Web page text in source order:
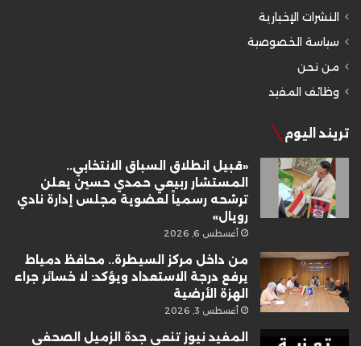
النشرات الإخبارية
سياسة الخصوصية
من نحن
وظائف المفيد
تريند اليوم
«قبيل انطلاق السباق الانتخابي..
المستشار ربيعي حمدي حسين يعلن
ترشحه رسمياً لعضوية مجلس إدارة نادي
رويال»
أغسطس 6, 2026
من داخل مركز السيطرة.. محافظ دمياط
يرفع درجة الاستعداد ويؤكد: لا خسائر جراء
الهزة الأرضية
أغسطس 3, 2026
المفيد نيوز تنعى جدة الزميل الصحفي